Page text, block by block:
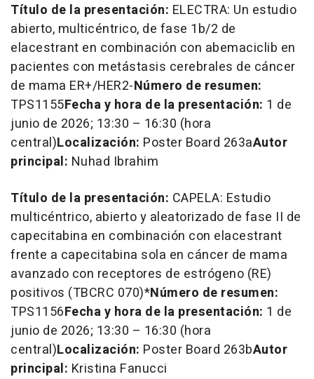
Título de la presentación: ELECTRA: Un estudio
abierto, multicéntrico, de fase 1b/2 de
elacestrant en combinación con abemaciclib en
pacientes con metástasis cerebrales de cáncer
de mama ER+/HER2-Número de resumen:
TPS1155Fecha y hora de la presentación: 1 de
junio de 2026; 13:30 – 16:30 (hora
central)Localización: Poster Board 263aAutor
principal: Nuhad Ibrahim
Título de la presentación: CAPELA: Estudio
multicéntrico, abierto y aleatorizado de fase II de
capecitabina en combinación con elacestrant
frente a capecitabina sola en cáncer de mama
avanzado con receptores de estrógeno (RE)
positivos (TBCRC 070)*Número de resumen:
TPS1156Fecha y hora de la presentación: 1 de
junio de 2026; 13:30 – 16:30 (hora
central)Localización: Poster Board 263bAutor
principal: Kristina Fanucci